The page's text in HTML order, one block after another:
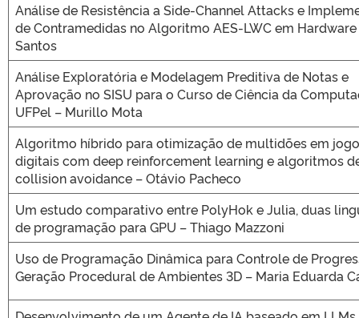
Análise de Resistência a Side-Channel Attacks e
de Contramedidas no Algoritmo AES-LWC em
Santos
Análise Exploratória e Modelagem Preditiva de Notas e
Aprovação no SISU para o Curso de Ciência da
UFPel – Murillo Mota
Algoritmo híbrido para otimização de multidões em
digitais com deep reinforcement learning e algoritmos
collision avoidance – Otávio Pacheco
Um estudo comparativo entre PolyHok e Julia, duas
de programação para GPU – Thiago Mazzoni
Uso de Programação Dinâmica para Controle de
Geração Procedural de Ambientes 3D – Maria Eduarda